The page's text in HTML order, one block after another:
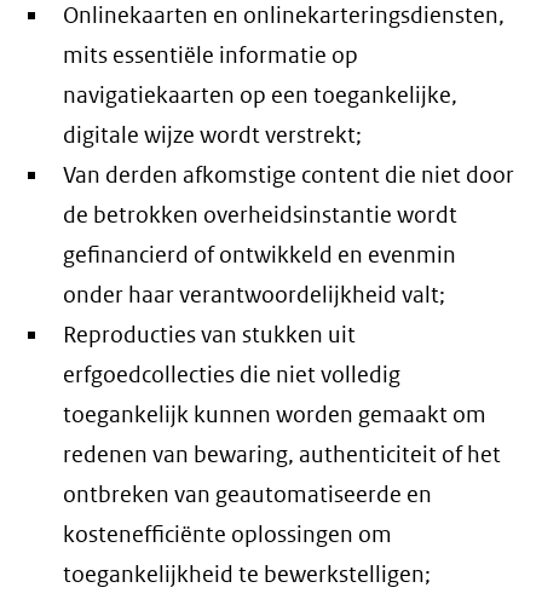
Onlinekaarten en onlinekarteringsdiensten,
mits essentiële informatie op
navigatiekaarten op een toegankelijke,
digitale wijze wordt verstrekt;
Van derden afkomstige content die niet door
de betrokken overheidsinstantie wordt
gefinancierd of ontwikkeld en evenmin
onder haar verantwoordelijkheid valt;
Reproducties van stukken uit
erfgoedcollecties die niet volledig
toegankelijk kunnen worden gemaakt om
redenen van bewaring, authenticiteit of het
ontbreken van geautomatiseerde en
kostenefficiënte oplossingen om
toegankelijkheid te bewerkstelligen;